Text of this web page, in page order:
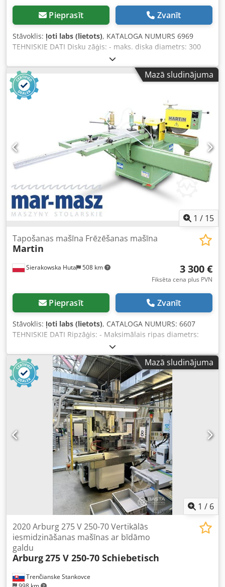
Pieprasīt Zvanīt
Stāvoklis: ļoti labs (lietots), KATALOGA NUMURS 6969
TEHNISKIE DATI Disku zāģis: - maks. diska diametrs: 300
mm - vārpsta: 30 mm - maks. griešanas augstums: 60 mm -
zāģa disks regulējams uz priekšu/atpakaļ - motors: 2,4 kW
Frēzmašīna: - vārpsta tapošanai: 40 mm diametrs - darba
augstums: 190 mm - bloķējama vārpsta - maks. frēzes
diametrs: 360 mm - motors: 7,5 kW - 2 ātrumu režīmi
Dedszc Iv Dopfx Ag Ujck - materiāla spiedējs - sānu ratiņi
regulējami augšā/lejā, uz priekšu/atpakaļ - leņķa lineāls -
izvelkams balsts no galda - manuāla galda pārvietošana -
nosūces pieslēguma diametrs: 80 mm, 160 mm - izmēri
(garums/platums/augstums): 1910x1960x1800 mm - svars:
830 kg – Izgatavots Polijā – DTR dokumentācija – Augšējais
vadības panelis – Lietota čopmašīna, ļoti labā stāvoklī Neto
cena: 13 900 PLN Neto cena: 3 300 EUR Neto cena
aprēķināta pēc kursa 4,2 PLN/EUR (Cenas var mainīties
būtisku kursa svārstību gadījumā)
Mazā sludinājuma
1 / 15
Sierakowska Huta 508 km
Tapošanas mašīna Frēzēšanas mašīna
Martin
3 300 €
Fiksēta cena plus PVN
Pieprasīt Zvanīt
Stāvoklis: ļoti labs (lietots), CATALOGA NUMURS: 6607
TEHNISKIE DATI Ripzāģis: - Maksimālais ripas diametrs:
350 mm - Vārpsta: 30 mm - Bloķējama vārpsta - Diska
regulēšana: priekšā/aizmugurē, augšā/apakšā - Diska
aizsargs Dcodpfx Agjzc I Tpj Ujk - Motors: 1,1 kW -
Atsūkšanas caurules diametrs: 80 mm Frēzmašīna:
Frēzēšanas vārpsta: - Vārpstas diametrs: 40 mm - Vārpstas
darba augstums: 140 mm - Bloķējama vārpsta -
Maksimālais frēzes diametrs: 350 mm - 2 apgriezienu
ātrumi: 3000, 4500 apgr./min - Motors: 5,5 kW - Bremze -
Sānu ratiņi – manuāla pārvietošana - Ratiņu izmēri
(garums/platums): 1180x600 mm - Leņķa lineāls - 2
pneimatiskie fiksatori - Atsūkšanas caurules diametrs: 120
mm - Izmēri (garums/platums/augstums): 2600 (piegādei
2000) / 1600 / 1450 mm - Svars: 735 kg – Ļoti labā stāvoklī –
Lietota tapotājmašīna Cena bez PVN: 13 900 PLN Cena bez
PVN: 3 300 EUR pēc kursa 4,2 EUR (Cenas var mainīties
lielu svārstību gadījumā)
Mazā sludinājuma
1 / 6
Trenčianske Stankovce
2020 Arburg 275 V 250-70 Vertikālās
iesmidzināšanas mašīnas ar bīdāmo
galdu
Arburg275 V 250-70 Schiebetisch